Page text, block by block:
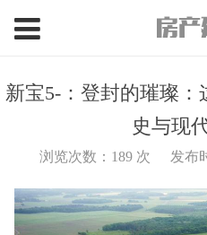
新宝5-：登封的璀璨
史与现
浏览次数： 189 次 发布